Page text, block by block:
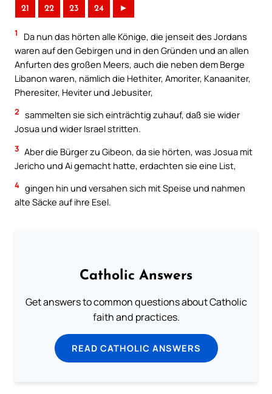
21 22 23 24 ►
1
Da nun das hörten alle Könige, die jenseit des Jordans
waren auf den Gebirgen und in den Gründen und an allen
Anfurten des großen Meers, auch die neben dem Berge
Libanon waren, nämlich die Hethiter, Amoriter, Kanaaniter,
Pheresiter, Heviter und Jebusiter,
2 sammelten sie sich einträchtig zuhauf, daß sie wider
Josua und wider Israel stritten.
3 Aber die Bürger zu Gibeon, da sie hörten, was Josua mit
Jericho und Ai gemacht hatte, erdachten sie eine List,
4 gingen hin und versahen sich mit Speise und nahmen
alte Säcke auf ihre Esel.
Catholic Answers
Get answers to common questions about Catholic
faith and practices.
READ CATHOLIC ANSWERS